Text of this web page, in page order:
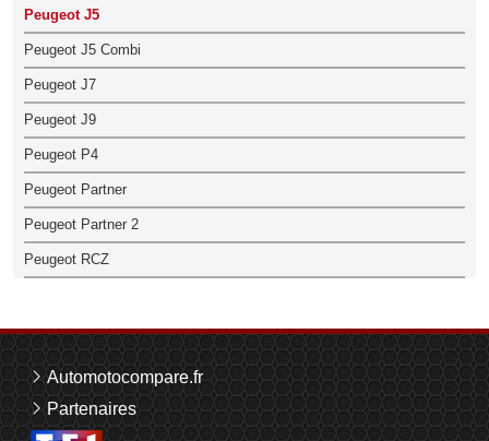
Peugeot J5
Peugeot J5 Combi
Peugeot J7
Peugeot J9
Peugeot P4
Peugeot Partner
Peugeot Partner 2
Peugeot RCZ
Automotocompare.fr
Partenaires